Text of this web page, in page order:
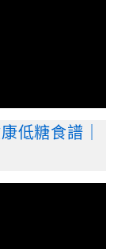
低糖食譜｜